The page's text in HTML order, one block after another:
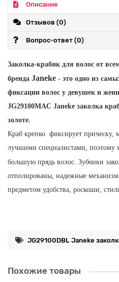
Описание
Отзывов (0)
Вопрос-ответ (0)
Заколка-крабик для волос от
бренда Janeke - это одно из
фиксации волос у девушек и
JG29100MAC Janeke заколка
золоте.
Краб крепко фиксирует прическу,
лучшими специалистами, поэтому
большую прядь волос. Зубчики
отполированы, надежные
предметом удобства, роскоши,
продукцию бренда поистине
любимых подарит незабываемые
JG29100DBL Janeke
Похожие товары